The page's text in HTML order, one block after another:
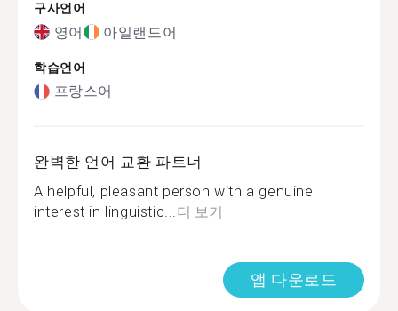
구사언어
영어 아일랜드어
학습언어
프랑스어
완벽한 언어 교환 파트너
A helpful, pleasant person with a genuine
interest in linguistic...더 보기
앱 다운로드